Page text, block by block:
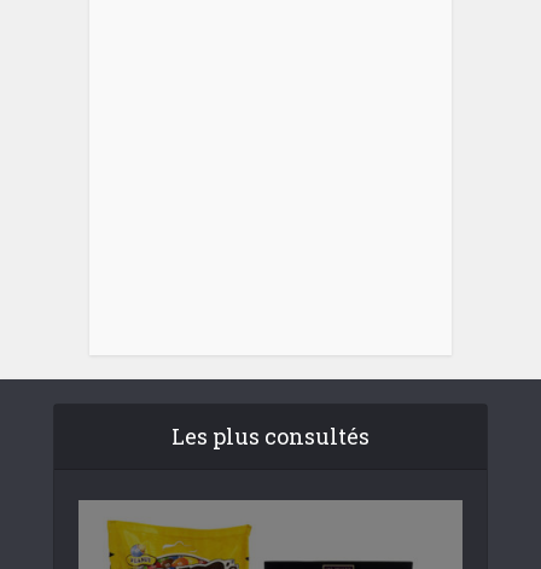
Les plus consultés